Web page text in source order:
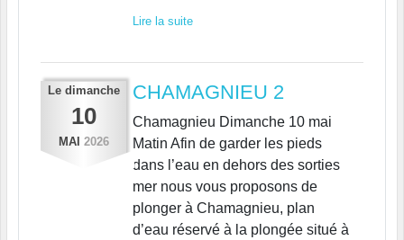
Lire la suite
Le dimanche
10
MAI 2026
CHAMAGNIEU 2
Chamagnieu Dimanche 10 mai
Matin Afin de garder les pieds
dans l’eau en dehors des sorties
mer nous vous proposons de
plonger à Chamagnieu, plan
d’eau réservé à la plongée situé à